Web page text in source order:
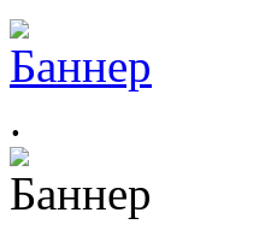
.